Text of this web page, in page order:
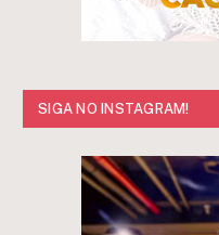
SIGA NO INSTAGRAM!